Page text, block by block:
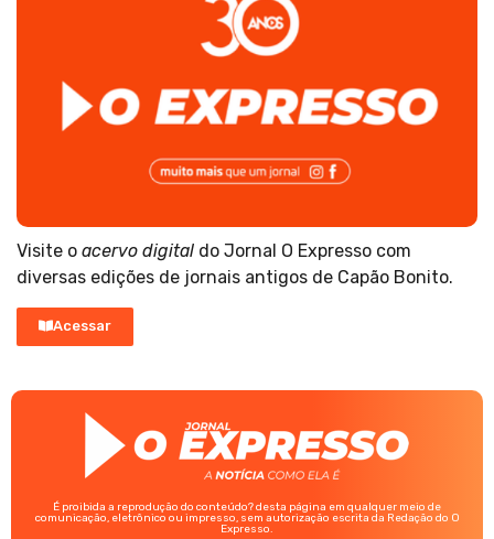
Visite o acervo digital do Jornal O Expresso com
diversas edições de jornais antigos de Capão Bonito.
Acessar
É proibida a reprodução do conteúdo? desta página em qualquer meio de
comunicação, eletrônico ou impresso, sem autorização escrita da Redação do O
Expresso.